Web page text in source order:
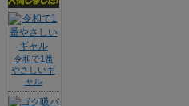
令和で1番
やさしいギ
ャル